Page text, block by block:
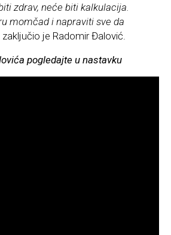
zdrav, neće biti kalkulacija.
momčad i napraviti sve da
zaključio je Radomir Đalović.
pogledajte u nastavku